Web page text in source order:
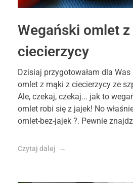
Wegański omlet
ciecierzycy
Dzisiaj przygotowałam dla
omlet z mąki z ciecierzycy ze
Ale, czekaj, czekaj... jak to
omlet robi się z jajek! No
omlet-bez-jajek ?. Pewnie
Czytaj dalej